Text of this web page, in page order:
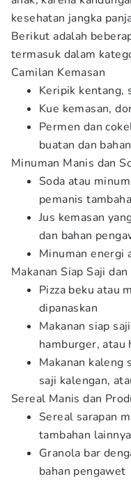
kesehatan jangka
Berikut adalah
termasuk dalam
Camilan Kemasan
Keripik kentang,
Kue kemasan,
Permen dan
buatan dan
Minuman Manis dan
Soda atau
pemanis
Jus kemasan
dan bahan
Minuman energi
Makanan Siap Saji
Pizza beku atau
dipanaskan
Makanan siap
hamburger, atau
Makanan kaleng
saji kalengan,
Sereal Manis dan
Sereal sarapan
tambahan lainnya
Granola bar
bahan pengawet